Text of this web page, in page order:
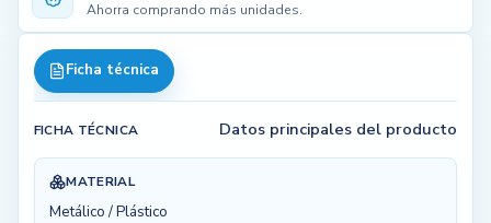
Ahorra comprando más unidades.
Ficha técnica
FICHA TÉCNICA Datos principales del producto
MATERIAL
Metálico / Plástico